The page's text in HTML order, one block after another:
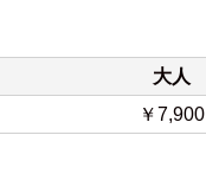
大人
￥7,900